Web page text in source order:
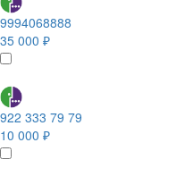
9994068888
35 000 ₽
922 333 79 79
10 000 ₽